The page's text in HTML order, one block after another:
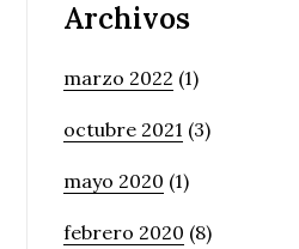
Archivos
marzo 2022 (1)
octubre 2021 (3)
mayo 2020 (1)
febrero 2020 (8)